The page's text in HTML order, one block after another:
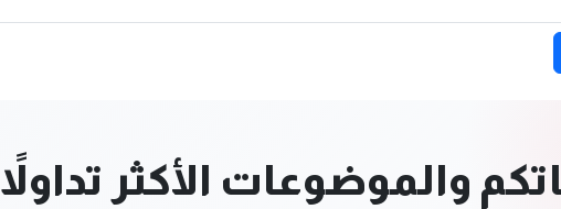
والموضوعات الأكثر تداولاً